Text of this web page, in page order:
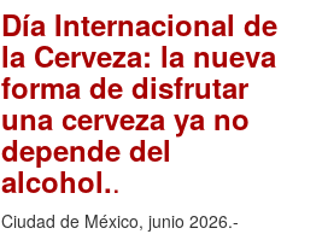
Día Internacional de
la Cerveza: la nueva
forma de disfrutar
una cerveza ya no
depende del
alcohol..
Ciudad de México, junio 2026.-